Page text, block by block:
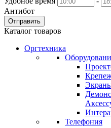
Антибот
Отправить
Каталог товаров
Оргтехника
Телефония